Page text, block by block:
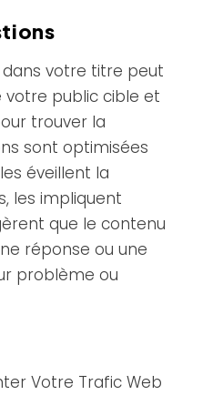
votre titre peut
votre public cible et
trouver la
sont optimisées
éveillent la
les impliquent
que le contenu
réponse ou une
problème ou
Votre Trafic Web